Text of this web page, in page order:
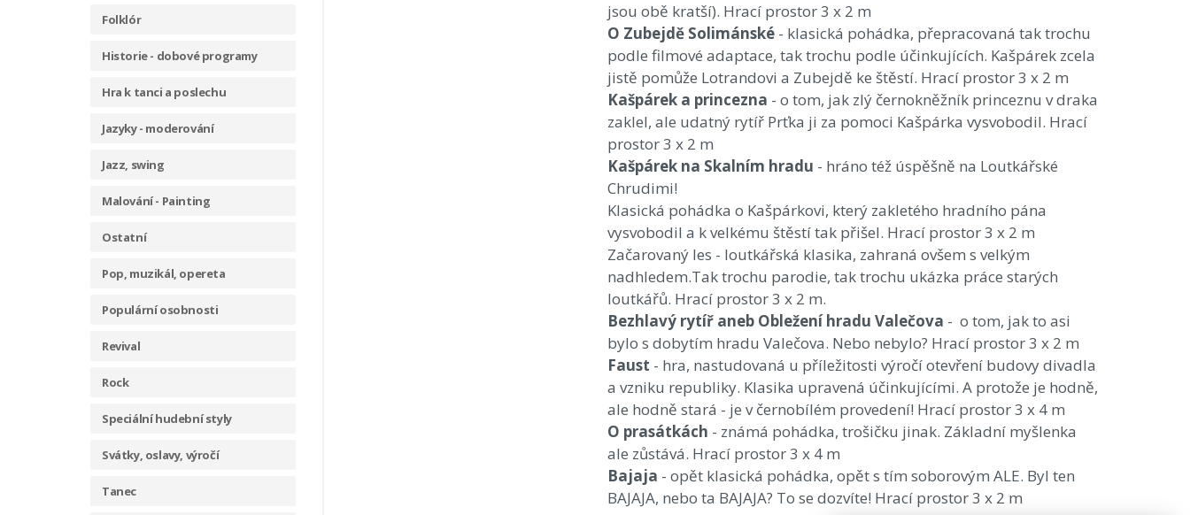
Folklór
Historie - dobové programy
Hra k tanci a poslechu
Jazyky - moderování
Jazz, swing
Malování - Painting
Ostatní
Pop, muzikál, opereta
Populární osobnosti
Revival
Rock
Speciální hudební styly
Svátky, oslavy, výročí
Tanec
jsou obě kratší). Hrací prostor 3 x 2 m
O Zubejdě Solimánské - klasická pohádka, přepracovaná tak trochu
podle filmové adaptace, tak trochu podle účinkujících. Kašpárek zcela
jistě pomůže Lotrandovi a Zubejdě ke štěstí. Hrací prostor 3 x 2 m
Kašpárek a princezna - o tom, jak zlý černokněžník princeznu v draka
zaklel, ale udatný rytíř Prťka ji za pomoci Kašpárka vysvobodil. Hrací
prostor 3 x 2 m
Kašpárek na Skalním hradu - hráno též úspěšně na Loutkářské
Chrudimi!
Klasická pohádka o Kašpárkovi, který zakletého hradního pána
vysvobodil a k velkému štěstí tak přišel. Hrací prostor 3 x 2 m
Začarovaný les - loutkářská klasika, zahraná ovšem s velkým
nadhledem.Tak trochu parodie, tak trochu ukázka práce starých
loutkářů. Hrací prostor 3 x 2 m.
Bezhlavý rytíř aneb Obležení hradu Valečova - o tom, jak to asi
bylo s dobytím hradu Valečova. Nebo nebylo? Hrací prostor 3 x 2 m
Faust - hra, nastudovaná u příležitosti výročí otevření budovy divadla
a vzniku republiky. Klasika upravená účinkujícími. A protože je hodně,
ale hodně stará - je v černobílém provedení! Hrací prostor 3 x 4 m
O prasátkách - známá pohádka, trošičku jinak. Základní myšlenka
ale zůstává. Hrací prostor 3 x 4 m
Bajaja - opět klasická pohádka, opět s tím soborovým ALE. Byl ten
BAJAJA, nebo ta BAJAJA? To se dozvíte! Hrací prostor 3 x 2 m